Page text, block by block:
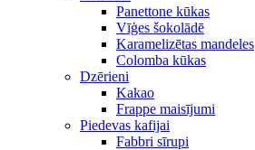
Panettone kūkas
Vīģes šokolādē
Karamelizētas mandeles
Colomba kūkas
Dzērieni
Kakao
Frappe maisījumi
Piedevas kafijai
Fabbri sīrupi